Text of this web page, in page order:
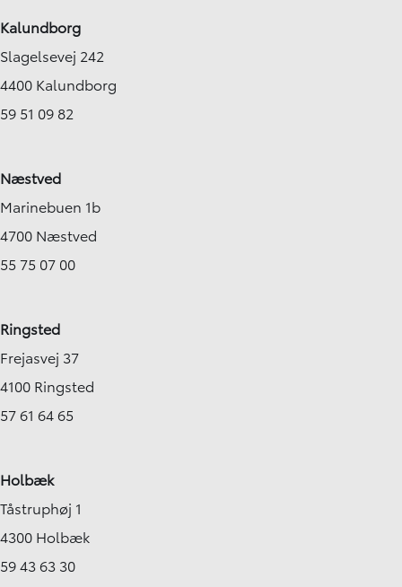
Kalundborg
Slagelsevej 242
4400 Kalundborg
59 51 09 82
Næstved
Marinebuen 1b
4700 Næstved
55 75 07 00
Ringsted
Frejasvej 37
4100 Ringsted
57 61 64 65
Holbæk
Tåstruphøj 1
4300 Holbæk
59 43 63 30